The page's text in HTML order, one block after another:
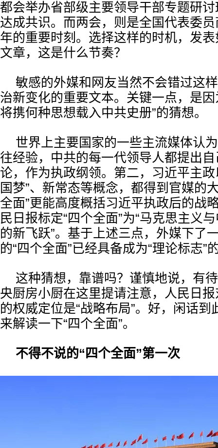
都会举办省部级主要领导干部专题研
达成共识。而两会，则是全国代表委
年的重要时刻。选择这样的时机，发
文章，这是什么节奏？
敏感的外媒和网友当然不会错过这
治新变化的重要文本。关键一点，是因
将携何种思想载入中共史册”的猜想。
世界上主要国家的一些主流媒体认
往经验，中共的每一代领导人都提出
论，作为执政纲领。第二，习近平主政
国梦”、新常态等概念，都得到官媒的
全面”更能高度概括习近平执政后的战
民日报标定“四个全面”为“马克思主义
的新飞跃”。基于上述三点，外媒下了
的“四个全面”已经具备成为“理论标志”
这种猜想，靠谱吗？谨慎地说，有
央厨房小厨在这里提请注意，人民日报
的权威定位是“战略布局”。好，闲话到
来解读一下“四个全面”。
不得不说的“四个全面”第一次